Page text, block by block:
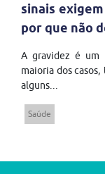
sinais
por que não
A gravidez é um
maioria dos
alguns...
Saúde